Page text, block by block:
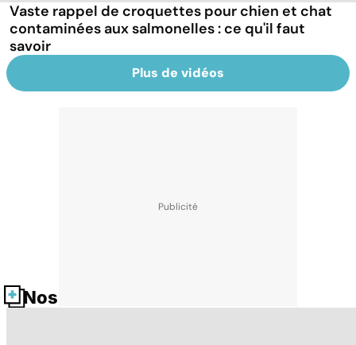
Vaste rappel de croquettes pour chien et chat
contaminées aux salmonelles : ce qu'il faut
savoir
Plus de vidéos
Nos fiches santé